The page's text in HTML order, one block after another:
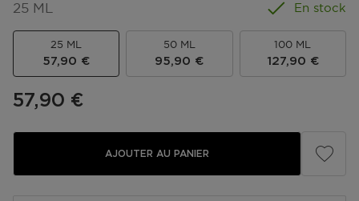
25 ML En stock
25 ML
Prix du produit
57,90 €
50 ML
Prix du produit
95,90 €
100 ML
Prix du produit
127,90 €
Prix du produit
57,90 €
AJOUTER AU PANIER